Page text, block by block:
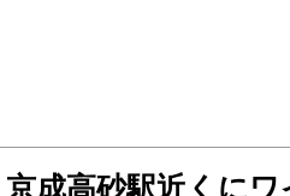
京成高砂駅近くに